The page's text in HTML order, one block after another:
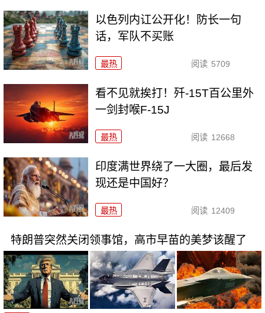
以色列内讧公开化！防长一句
话，军队不买账
最热 阅读 5709
看不见就挨打！歼-15T百公里外
一剑封喉F-15J
最热 阅读 12668
印度满世界绕了一大圈，最后发
现还是中国好？
最热 阅读 12409
特朗普突然关闭领事馆，高市早苗的美梦该醒了